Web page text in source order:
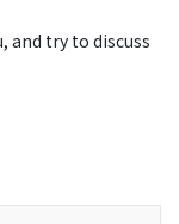
and try to discuss